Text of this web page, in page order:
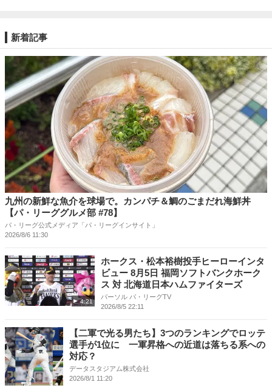
新着記事
九州の新鮮な魚介を球場で。カンパチ＆鯛のごまだれ海鮮丼
【パ・リーググルメ部 #78】
パ・リーグ公式メディア「パ・リーグインサイト」
2026/8/6 11:30
4:21
ホークス・松本裕樹投手ヒーローインタ
ビュー 8月5日 福岡ソフトバンクホーク
ス 対 北海道日本ハムファイターズ
パーソル パ・リーグTV
2026/8/5 22:11
【二軍で光る男たち】3つのランキングでロッテ
選手が1位に 一軍昇格への近道は落ちる系への
対応？
データスタジアム株式会社
2026/8/1 11:20